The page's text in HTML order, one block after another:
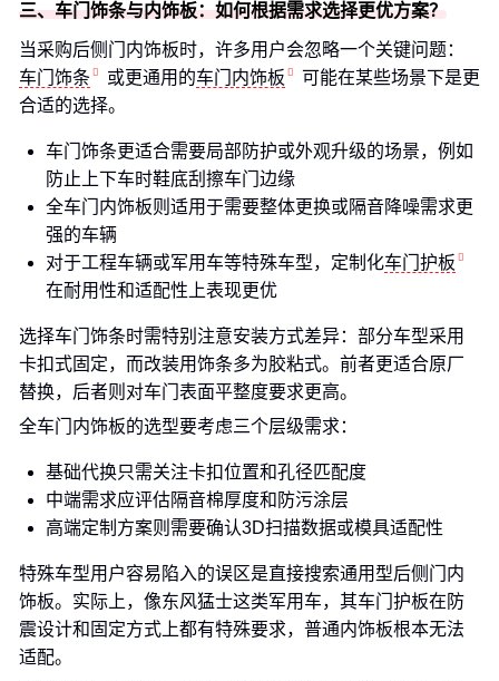
三、车门饰条与内饰板：如何根据需求选择更优方案？
当采购后侧门内饰板时，许多用户会忽略一个关键问题：
车门饰条
或更通用的车门内饰板
可能在某些场景下是更
合适的选择。
车门饰条更适合需要局部防护或外观升级的场景，例如
防止上下车时鞋底刮擦车门边缘
全车门内饰板则适用于需要整体更换或隔音降噪需求更
强的车辆
对于工程车辆或军用车等特殊车型，定制化车门护板
在耐用性和适配性上表现更优
选择车门饰条时需特别注意安装方式差异：部分车型采用
卡扣式固定，而改装用饰条多为胶粘式。前者更适合原厂
替换，后者则对车门表面平整度要求更高。
全车门内饰板的选型要考虑三个层级需求：
基础代换只需关注卡扣位置和孔径匹配度
中端需求应评估隔音棉厚度和防污涂层
高端定制方案则需要确认3D扫描数据或模具适配性
特殊车型用户容易陷入的误区是直接搜索通用型后侧门内
饰板。实际上，像东风猛士这类军用车，其车门护板在防
震设计和固定方式上都有特殊要求，普通内饰板根本无法
适配。